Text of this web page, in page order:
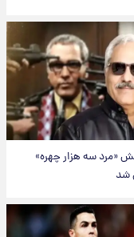
«مرد سه هزار چهره»